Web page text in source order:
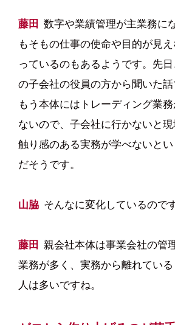
藤田 数字や業績管理が主業務に
もそもの仕事の使命や目的が見
っているのもあるようです。先
の子会社の役員の方から聞いた話
もう本体にはトレーディング業
ないので、子会社に行かないと
触り感のある実務が学べないと
だそうです。
山脇 そんなに変化しているので
藤田 親会社本体は事業会社の管
業務が多く、実務から離れている
人は多いですね。